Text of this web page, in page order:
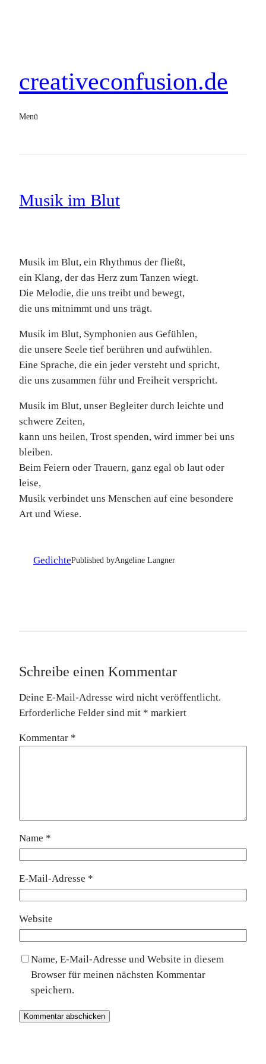
creativeconfusion.de
Menü
Musik im Blut
Musik im Blut, ein Rhythmus der fließt,
ein Klang, der das Herz zum Tanzen wiegt.
Die Melodie, die uns treibt und bewegt,
die uns mitnimmt und uns trägt.
Musik im Blut, Symphonien aus Gefühlen,
die unsere Seele tief berühren und aufwühlen.
Eine Sprache, die ein jeder versteht und spricht,
die uns zusammen führ und Freiheit verspricht.
Musik im Blut, unser Begleiter durch leichte und
schwere Zeiten,
kann uns heilen, Trost spenden, wird immer bei uns
bleiben.
Beim Feiern oder Trauern, ganz egal ob laut oder
leise,
Musik verbindet uns Menschen auf eine besondere
Art und Wiese.
GedichtePublished byAngeline Langner
Schreibe einen Kommentar
Deine E-Mail-Adresse wird nicht veröffentlicht.
Erforderliche Felder sind mit * markiert
Kommentar *
Name *
E-Mail-Adresse *
Website
Name, E-Mail-Adresse und Website in diesem
Browser für meinen nächsten Kommentar
speichern.